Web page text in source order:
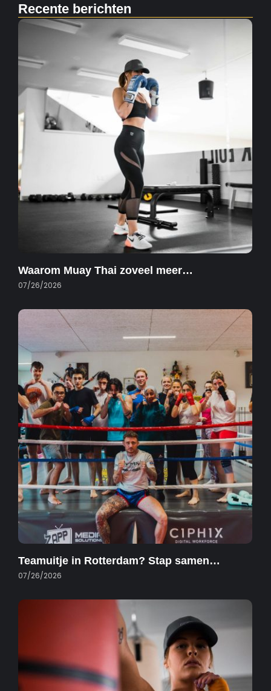
Recente berichten
Waarom Muay Thai zoveel meer…
07/26/2026
Teamuitje in Rotterdam? Stap samen…
07/26/2026